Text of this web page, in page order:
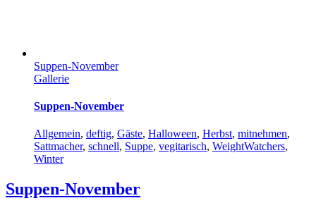
Suppen-November
Gallerie
Suppen-November
Allgemein, deftig, Gäste, Halloween, Herbst, mitnehmen,
Sattmacher, schnell, Suppe, vegitarisch, WeightWatchers,
Winter
Suppen-November